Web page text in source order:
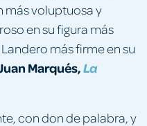
más voluptuosa y
en su figura más
más firme en su
Marqués,La
con don de palabra, y